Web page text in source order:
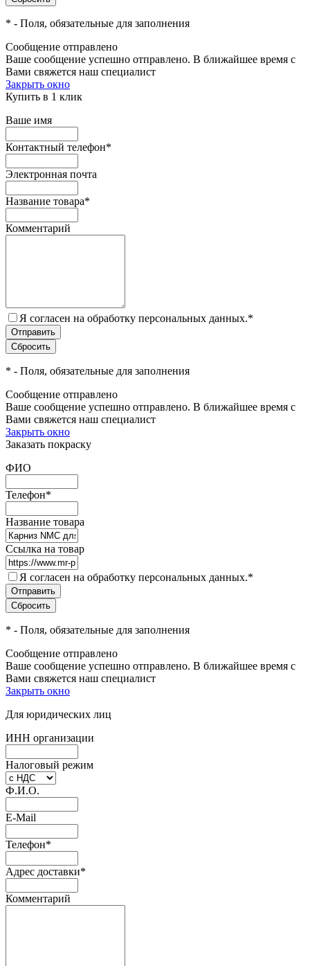
* - Поля, обязательные для заполнения
Сообщение отправлено
Ваше сообщение успешно отправлено. В ближайшее время с
Вами свяжется наш специалист
Закрыть окно
Купить в 1 клик
Ваше имя
Контактный телефон*
Электронная почта
Название товара*
Комментарий
Я согласен на обработку персональных данных.*
* - Поля, обязательные для заполнения
Сообщение отправлено
Ваше сообщение успешно отправлено. В ближайшее время с
Вами свяжется наш специалист
Закрыть окно
Заказать покраску
ФИО
Телефон*
Название товара
Ссылка на товар
Я согласен на обработку персональных данных.*
* - Поля, обязательные для заполнения
Сообщение отправлено
Ваше сообщение успешно отправлено. В ближайшее время с
Вами свяжется наш специалист
Закрыть окно
Для юридических лиц
ИНН организации
Налоговый режим
Ф.И.О.
E-Mail
Телефон*
Адрес доставки*
Комментарий